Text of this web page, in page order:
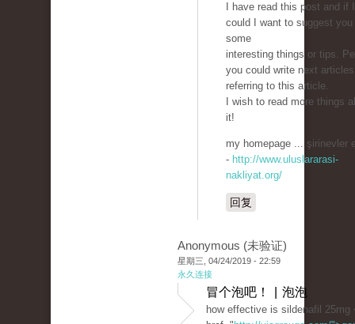
I have read this post and if I
could I want to suggest you
some
interesting things or tips.
you could write next articles
referring to this article.
I wish to read more things
it!
my homepage ... şirinevler
- http://www.uluslararasi-
nakliyat.org/
回复
Anonymous (未验证)
星期三, 04/24/2019 - 22:59
永久连接
冒个泡吧！ | 泡泡
how effective is sildenafil 25mg